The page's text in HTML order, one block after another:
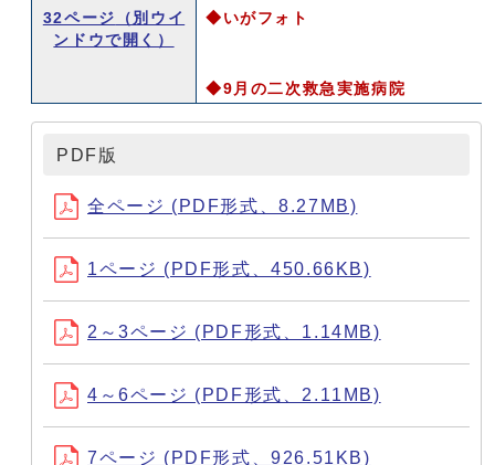
32ページ
（別ウイ
ンドウで開く）
◆いがフォト
◆9月の二次救急実施病院
PDF版
全ページ (PDF形式、8.27MB)
1ページ (PDF形式、450.66KB)
2～3ページ (PDF形式、1.14MB)
4～6ページ (PDF形式、2.11MB)
7ページ (PDF形式、926.51KB)